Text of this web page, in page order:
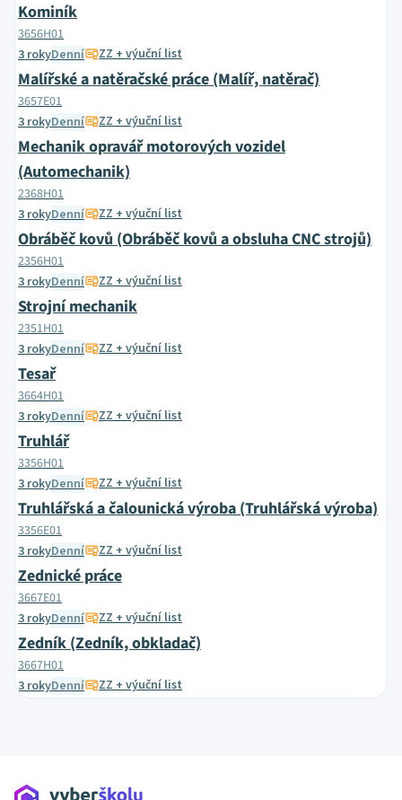
Kominík
3656H01
3 rokyDenní ZZ + výuční list
Malířské a natěračské práce (Malíř, natěrač)
3657E01
3 rokyDenní ZZ + výuční list
Mechanik opravář motorových vozidel
(Automechanik)
2368H01
3 rokyDenní ZZ + výuční list
Obráběč kovů (Obráběč kovů a obsluha CNC strojů)
2356H01
3 rokyDenní ZZ + výuční list
Strojní mechanik
2351H01
3 rokyDenní ZZ + výuční list
Tesař
3664H01
3 rokyDenní ZZ + výuční list
Truhlář
3356H01
3 rokyDenní ZZ + výuční list
Truhlářská a čalounická výroba (Truhlářská výroba)
3356E01
3 rokyDenní ZZ + výuční list
Zednické práce
3667E01
3 rokyDenní ZZ + výuční list
Zedník (Zedník, obkladač)
3667H01
3 rokyDenní ZZ + výuční list